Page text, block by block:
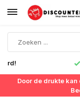
Door de drukte